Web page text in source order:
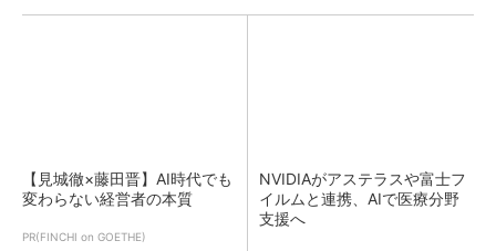
【見城徹×藤田晋】AI時代でも
変わらない経営者の本質
PR(FINCHI on GOETHE)
NVIDIAがアステラスや富士フ
イルムと連携、AIで医療分野
支援へ